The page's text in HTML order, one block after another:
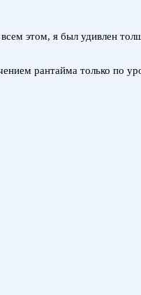
этом, я был удивлен
рантайма только по